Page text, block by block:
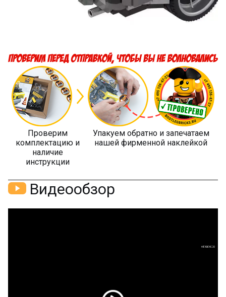
Проверим
комплектацию и
наличие
инструкции
Упакуем обратно и запечатаем
нашей фирменной наклейкой
Видеообзор